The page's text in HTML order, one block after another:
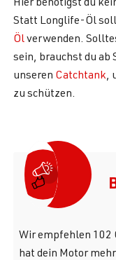
Statt Longlife-Öl
Öl verwenden.
sein, brauchst du ab
unseren Catchtank
zu schützen.
Wir empfehlen
hat dein Motor